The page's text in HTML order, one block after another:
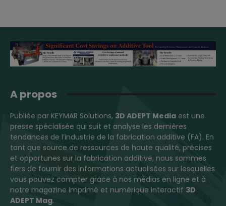
A propos
Publiée par KEYMAR Solutions, 3D ADEPT Media est une
presse spécialisée qui suit et analyse les dernières
tendances de l’industrie de la fabrication additive (FA). En
tant que source de ressources de haute qualité, précises
et opportunes sur la fabrication additive, nous sommes
fiers de fournir des informations actualisées sur lesquelles
vous pouvez compter grâce à nos médias en ligne et à
notre magazine imprimé et numérique interactif 3D
ADEPT Mag.